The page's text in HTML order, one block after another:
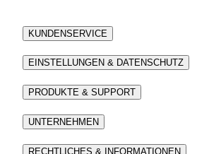
KUNDENSERVICE
EINSTELLUNGEN & DATENSCHUTZ
PRODUKTE & SUPPORT
UNTERNEHMEN
RECHTLICHES & INFORMATIONEN